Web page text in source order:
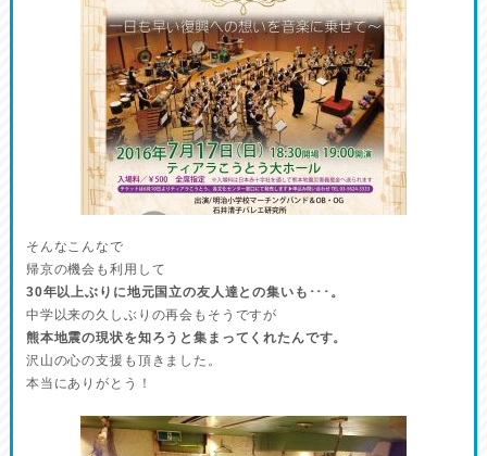
そんなこんなで
帰京の機会も利用して
30年以上ぶりに地元国立の友人達との集いも･･･。
中学以来の久しぶりの再会もそうですが
熊本地震の現状を知ろうと集まってくれたんです。
沢山の心の支援も頂きました。
本当にありがとう！